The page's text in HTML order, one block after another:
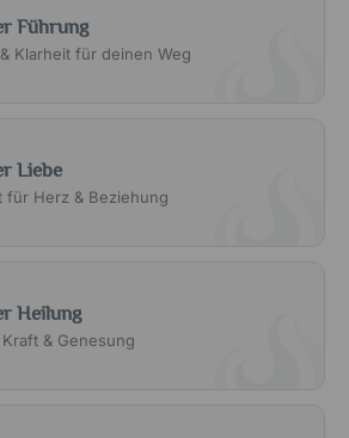
Führung
Klarheit für deinen Weg
Liebe
für Herz & Beziehung
Heilung
& Genesung